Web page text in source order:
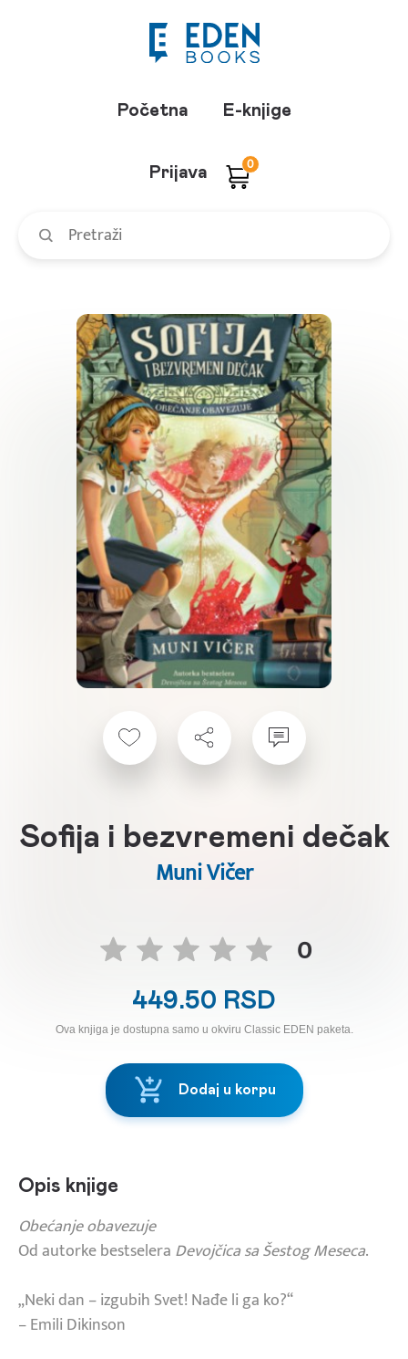
Početna E-knjige
Prijava 0
Sofija i bezvremeni dečak
Muni Vičer
0
449.50 RSD
Ova knjiga je dostupna samo u okviru Classic EDEN paketa.
Dodaj u korpu
Opis knjige
Obećanje obavezuje
Od autorke bestselera Devojčica sa Šestog Meseca.
„Neki dan – izgubih Svet! Nađe li ga ko?“
– Emili Dikinson